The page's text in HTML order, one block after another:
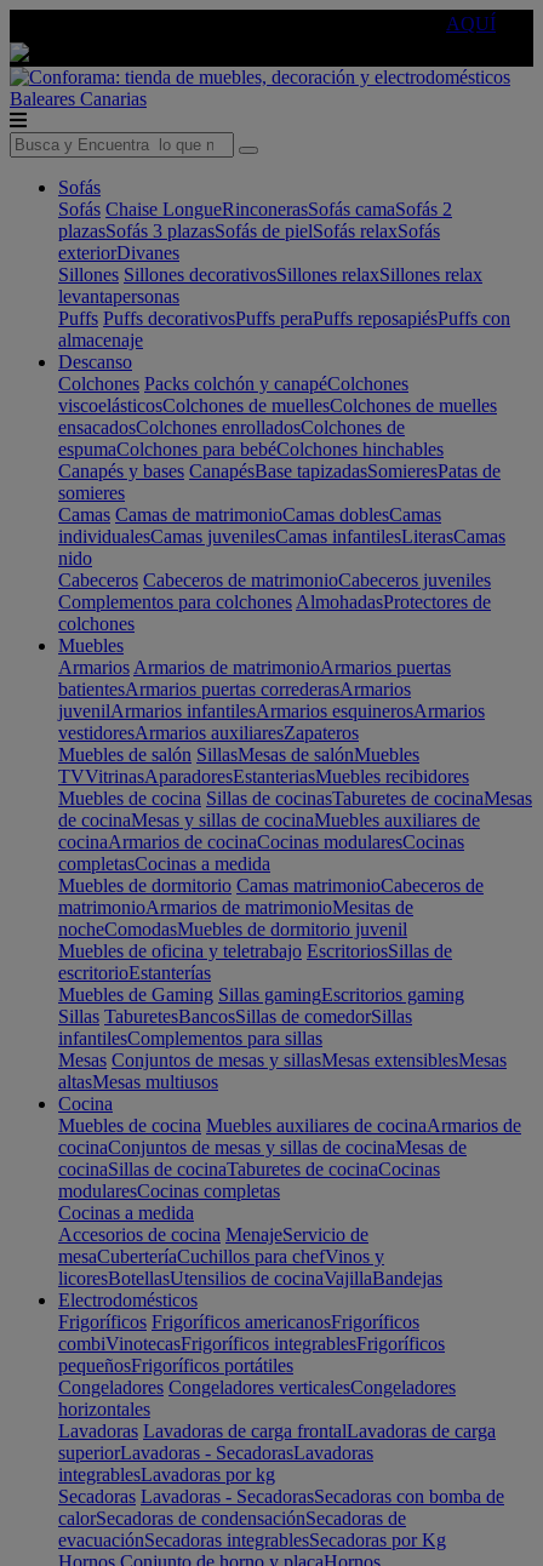
AQUÍ
Baleares Canarias
Sofás
Sofás Chaise LongueRinconerasSofás camaSofás 2
plazasSofás 3 plazasSofás de pielSofás relaxSofás
exteriorDivanes
Sillones Sillones decorativosSillones relaxSillones relax
levantapersonas
Puffs Puffs decorativosPuffs peraPuffs reposapiésPuffs con
almacenaje
Descanso
Colchones Packs colchón y canapéColchones
viscoelásticosColchones de muellesColchones de muelles
ensacadosColchones enrolladosColchones de
espumaColchones para bebéColchones hinchables
Canapés y bases CanapésBase tapizadasSomieresPatas de
somieres
Camas Camas de matrimonioCamas doblesCamas
individualesCamas juvenilesCamas infantilesLiterasCamas
nido
Cabeceros Cabeceros de matrimonioCabeceros juveniles
Complementos para colchones AlmohadasProtectores de
colchones
Muebles
Armarios Armarios de matrimonioArmarios puertas
batientesArmarios puertas correderasArmarios
juvenilArmarios infantilesArmarios esquinerosArmarios
vestidoresArmarios auxiliaresZapateros
Muebles de salón SillasMesas de salónMuebles
TVVitrinasAparadoresEstanteriasMuebles recibidores
Muebles de cocina Sillas de cocinasTaburetes de cocinaMesas
de cocinaMesas y sillas de cocinaMuebles auxiliares de
cocinaArmarios de cocinaCocinas modularesCocinas
completasCocinas a medida
Muebles de dormitorio Camas matrimonioCabeceros de
matrimonioArmarios de matrimonioMesitas de
nocheComodasMuebles de dormitorio juvenil
Muebles de oficina y teletrabajo EscritoriosSillas de
escritorioEstanterías
Muebles de Gaming Sillas gamingEscritorios gaming
Sillas TaburetesBancosSillas de comedorSillas
infantilesComplementos para sillas
Mesas Conjuntos de mesas y sillasMesas extensiblesMesas
altasMesas multiusos
Cocina
Muebles de cocina Muebles auxiliares de cocinaArmarios de
cocinaConjuntos de mesas y sillas de cocinaMesas de
cocinaSillas de cocinaTaburetes de cocinaCocinas
modularesCocinas completas
Cocinas a medida
Accesorios de cocina MenajeServicio de
mesaCuberteríaCuchillos para chefVinos y
licoresBotellasUtensilios de cocinaVajillaBandejas
Electrodomésticos
Frigoríficos Frigoríficos americanosFrigoríficos
combiVinotecasFrigoríficos integrablesFrigoríficos
pequeñosFrigoríficos portátiles
Congeladores Congeladores verticalesCongeladores
horizontales
Lavadoras Lavadoras de carga frontalLavadoras de carga
superiorLavadoras - SecadorasLavadoras
integrablesLavadoras por kg
Secadoras Lavadoras - SecadorasSecadoras con bomba de
calorSecadoras de condensaciónSecadoras de
evacuaciónSecadoras integrablesSecadoras por Kg
Hornos Conjunto de horno y placaHornos